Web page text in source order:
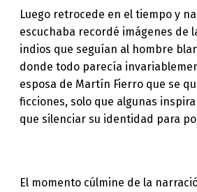
Luego retrocede en el tiempo y
escuchaba recordé imágenes de
indios que seguían al hombre
donde todo parecía
esposa de Martín Fierro que se
ficciones, solo que algunas
que silenciar su identidad para
El momento cúlmine de la